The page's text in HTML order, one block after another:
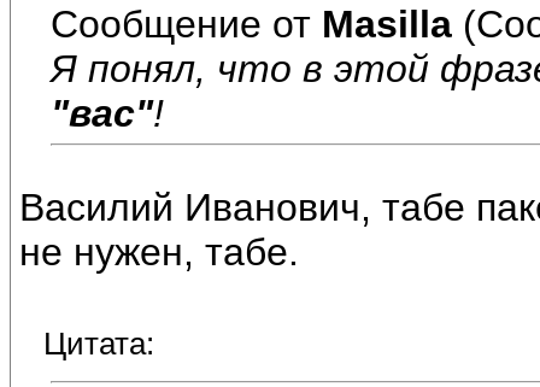
Сообщение от Masilla
Я понял, что в этой
"вас"!
Василий Иванович, табе
не нужен, табе.
Цитата: